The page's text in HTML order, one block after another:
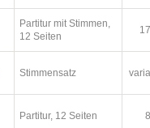
Partitur mit Stimmen,
12 Seiten
Stimmensatz
Partitur, 12 Seiten